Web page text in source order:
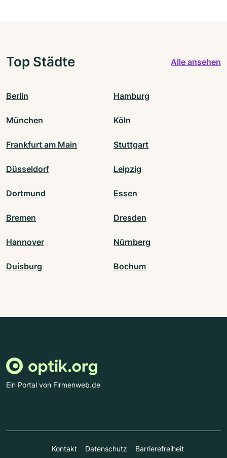
Top Städte Alle ansehen
Berlin Hamburg
München Köln
Frankfurt am Main Stuttgart
Düsseldorf Leipzig
Dortmund Essen
Bremen Dresden
Hannover Nürnberg
Duisburg Bochum
Ein Portal von Firmenweb.de
Kontakt Datenschutz Barrierefreiheit